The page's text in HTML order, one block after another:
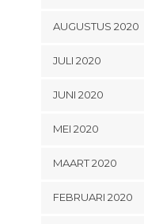
AUGUSTUS 2020
JULI 2020
JUNI 2020
MEI 2020
MAART 2020
FEBRUARI 2020